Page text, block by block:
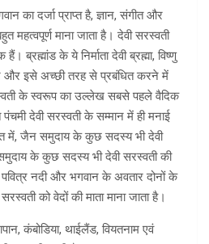
का दर्जा प्राप्त है, ज्ञान, संगीत और
महत्वपूर्ण माना जाता है। देवी सरस्वती
हैं। ब्रह्मांड के ये निर्माता देवी ब्रह्मा, विष्णु
और इसे अच्छी तरह से प्रबंधित करने में
के स्वरूप का उल्लेख सबसे पहले वैदिक
देवी सरस्वती के सम्मान में ही मनाई
में, जैन समुदाय के कुछ सदस्य भी देवी
के कुछ सदस्य भी देवी सरस्वती की
नदी और भगवान के अवतार दोनों के
को वेदों की माता माना जाता है।
कंबोडिया, थाईलैंड, वियतनाम एवं